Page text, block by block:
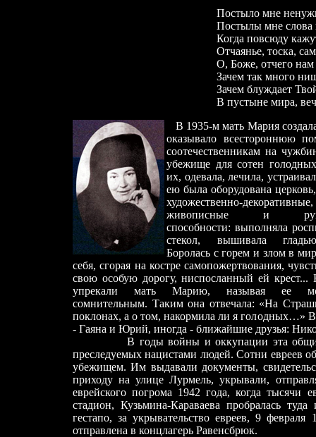
Постыло мне
Постылы мне слова
Когда повсюду
Отчаянье, тоска,
О, Боже, отчего нам
Зачем так много
Зачем блуждает
В пустыне мира,
В 1935-м мать Мария
оказывало всестороннюю
соотечественникам на
убежище для сотен
их, одевала, лечила,
ею была оборудована
художественно-декоративные,
живописные и
способности: выполняла
стекол, вышивала
Боролась с горем и злом в
себя, сгорая на костре самопожертвования,
свою особую дорогу, ниспосланный ей крест...
упрекали мать Марию, называя ее
сомнительным. Таким она отвечала: «На
поклонах, а о том, накормила ли я голодных…»
- Гаяна и Юрий, иногда - ближайшие друзья:
В годы войны и оккупации эта община
преследуемых нацистами людей. Сотни евреев
убежищем. Им выдавали документы,
приходу на улице Лурмель, укрывали,
еврейского погрома 1942 года, когда тысячи
стадион, Кузьмина-Караваева пробралась
гестапо, за укрывательство евреев, 9 февраля
отправлена в концлагерь Равенсбрюк.